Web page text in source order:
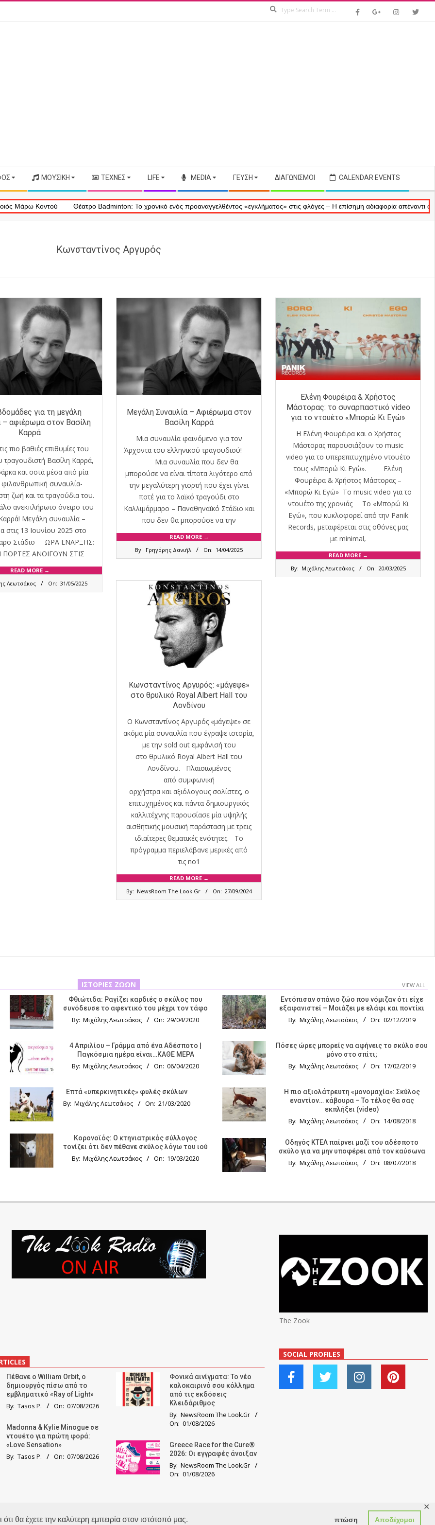
θα έχετε την καλύτερη εμπειρία στον ιστότοπό μας. πτώση Αποδέχομαι
✕
ΜΟΥΣΙΚΉ ΤΈΧΝΕΣ LIFE MEDIA ΓΕΎΣΗ ΔΙΑΓΩΝΙΣΜΟΊ CALENDAR EVENTS
Θέατρο Badminton: Το χρονικό ενός προαναγγελθέντος «εγκλήματος» στις φλόγες – Η επίσημη αδιαφορία απέναντι στις
Κωνσταντίνος Αργυρός
για τη μεγάλη
– αφιέρωμα στον Βασίλη
Καρρά
πιο βαθιές επιθυμίες του
τραγουδιστή Βασίλη Καρρά,
και οστά μέσα από μία
συναυλία-
ζωή και τα τραγούδια του.
ανεκπλήρωτο όνειρο του
Μεγάλη συναυλία –
στις 13 Ιουνίου 2025 στο
Στάδιο ΩΡΑ ΕΝΑΡΞΗΣ:
ΠΟΡΤΕΣ ΑΝΟΙΓΟΥΝ ΣΤΙΣ
READ MORE →
Λεωτσάκος On: 31/05/2025
Μεγάλη Συναυλία – Αφιέρωμα στον
Βασίλη Καρρά
Μια συναυλία φαινόμενο για τον
Άρχοντα του ελληνικού τραγουδιού!
Μια συναυλία που δεν θα
μπορούσε να είναι τίποτα λιγότερο από
την μεγαλύτερη γιορτή που έχει γίνει
ποτέ για το λαϊκό τραγούδι στο
Καλλιμάρμαρο – Παναθηναϊκό Στάδιο και
που δεν θα μπορούσε να την
READ MORE →
By: Γρηγόρης Δανιήλ On: 14/04/2025
Ελένη Φουρέιρα & Χρήστος
Μάστορας: το συναρπαστικό video
για το ντουέτο «Μπορώ Κι Εγώ»
Η Ελένη Φουρέιρα και ο Χρήστος
Μάστορας παρουσιάζουν το music
video για το υπερεπιτυχημένο ντουέτο
τους «Μπορώ Κι Εγώ». Ελένη
Φουρέιρα & Χρήστος Μάστορας –
«Μπορώ Κι Εγώ» Το music video για το
ντουέτο της χρονιάς Το «Μπορώ Κι
Εγώ», που κυκλοφορεί από την Panik
Records, μεταφέρεται στις οθόνες μας
με minimal,
READ MORE →
By: Μιχάλης Λεωτσάκος On: 20/03/2025
Κωνσταντίνος Αργυρός: «μάγεψε»
στο θρυλικό Royal Albert Hall του
Λονδίνου
Ο Κωνσταντίνος Αργυρός «μάγεψε» σε
ακόμα μία συναυλία που έγραψε ιστορία,
με την sold out εμφάνισή του
στο θρυλικό Royal Albert Hall του
Λονδίνου. Πλαισιωμένος
από συμφωνική
ορχήστρα και αξιόλογους σολίστες, ο
επιτυχημένος και πάντα δημιουργικός
καλλιτέχνης παρουσίασε μία υψηλής
αισθητικής μουσική παράσταση με τρεις
ιδιαίτερες θεματικές ενότητες. Το
πρόγραμμα περιελάβανε μερικές από
τις no1
READ MORE →
By: NewsRoom The Look.Gr On: 27/09/2024
ΙΣΤΟΡΊΕΣ ΖΏΩΝ VIEW ALL
Φθιώτιδα: Ραγίζει καρδιές ο σκύλος που
συνόδευσε το αφεντικό του μέχρι τον τάφο
By: Μιχάλης Λεωτσάκος On: 29/04/2020
4 Απριλίου – Γράμμα από ένα Αδέσποτο |
Παγκόσμια ημέρα είναι…ΚΑΘΕ ΜΕΡΑ
By: Μιχάλης Λεωτσάκος On: 06/04/2020
Επτά «υπερκινητικές» φυλές σκύλων
By: Μιχάλης Λεωτσάκος On: 21/03/2020
Κορονοϊός: Ο κτηνιατρικός σύλλογος
τονίζει ότι δεν πέθανε σκύλος λόγω του ιού
By: Μιχάλης Λεωτσάκος On: 19/03/2020
Εντόπισαν σπάνιο ζώο που νόμιζαν ότι είχε
εξαφανιστεί – Μοιάζει με ελάφι και ποντίκι
By: Μιχάλης Λεωτσάκος On: 02/12/2019
Πόσες ώρες μπορείς να αφήνεις το σκύλο σου
μόνο στο σπίτι;
By: Μιχάλης Λεωτσάκος On: 17/02/2019
Η πιο αξιολάτρευτη «μονομαχία»: Σκύλος
εναντίον… κάβουρα – Το τέλος θα σας
εκπλήξει (video)
By: Μιχάλης Λεωτσάκος On: 14/08/2018
Οδηγός KTΕΛ παίρνει μαζί του αδέσποτο
σκύλο για να μην υποφέρει από τον καύσωνα
By: Μιχάλης Λεωτσάκος On: 08/07/2018
Πέθανε ο William Orbit, ο
δημιουργός πίσω από το
εμβληματικό «Ray of Light»
By: Tasos P. On: 07/08/2026
Madonna & Kylie Minogue σε
ντουέτο για πρώτη φορά:
«Love Sensation»
By: Tasos P. On: 07/08/2026
Φονικά αινίγματα: Το νέο
καλοκαιρινό σου κόλλημα
από τις εκδόσεις
Κλειδάριθμος
By: NewsRoom The Look.Gr
On: 01/08/2026
Greece Race for the Cure®
2026: Οι εγγραφές άνοιξαν
By: NewsRoom The Look.Gr
On: 01/08/2026
The Zook
SOCIAL PROFILES
Copyright 2026 © TheLook.gr | Κατασκευή ιστοσελίδωνWebsitepro